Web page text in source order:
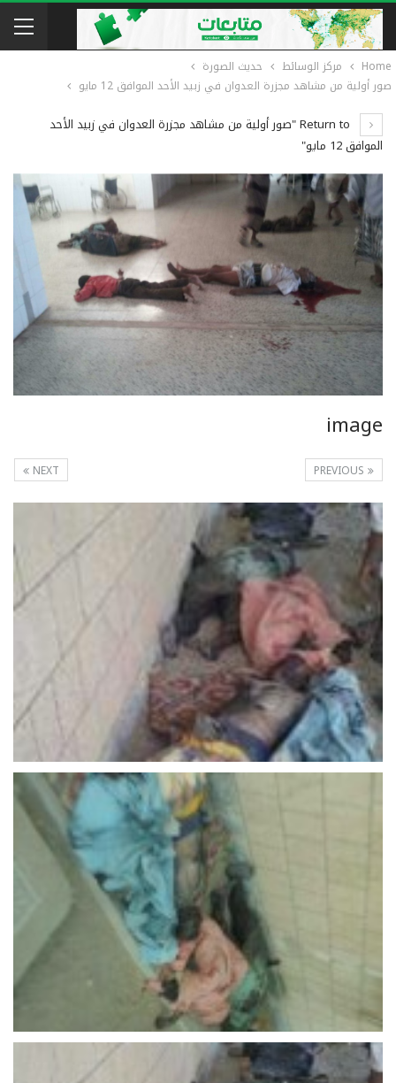
Home مركز الوسائط
حديث الصورة
صور أولية من مشاهد مجزرة العدوان في زبيد الأحد الموافق 12 مايو
Return to "صور أولية من مشاهد مجزرة العدوان في زبيد الأحد
الموافق 12 مايو"
image
NEXT